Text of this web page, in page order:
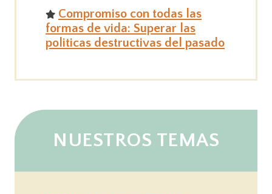
Compromiso con todas las
formas de vida: Superar las
politicas destructivas del pasado
NUESTROS TEMAS